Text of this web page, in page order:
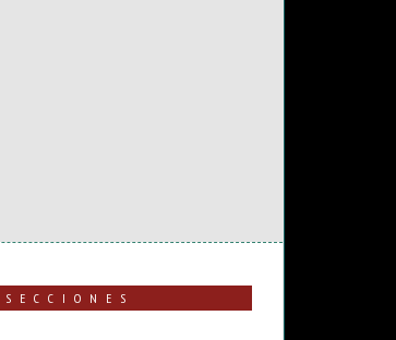
SECCIONES